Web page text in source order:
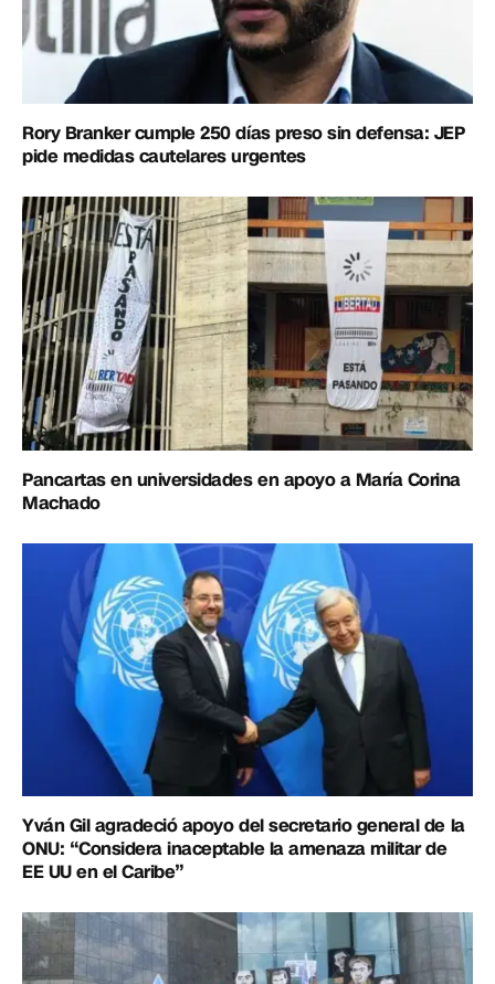
Rory Branker cumple 250 días preso sin defensa: JEP
pide medidas cautelares urgentes
Pancartas en universidades en apoyo a María Corina
Machado
Yván Gil agradeció apoyo del secretario general de la
ONU: “Considera inaceptable la amenaza militar de
EE UU en el Caribe”